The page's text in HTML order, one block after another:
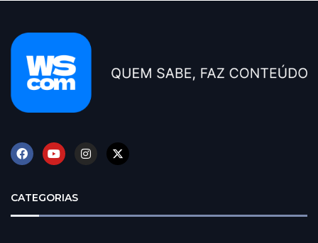
CATEGORIAS